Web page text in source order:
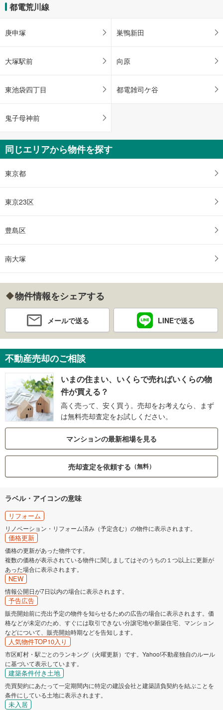
都電荒川線
庚申塚 巣鴨新田
大塚駅前 向原
東池袋四丁目 都電雑司ケ谷
鬼子母神前
同じエリアから物件を探す
東京都
東京23区
豊島区
南大塚
物件情報をシェアする
メールで送る LINEで送る
不動産売却のご相談
いまの住まい、いくらで売ればいくらの物
件が買える？
高く売って、安く買う。売却をお考えなら、まず
は無料売却査定をお試しください。
マンションの最新相場を見る
売却査定を依頼する （無料）
ラベル・アイコンの意味
リフォーム
リノベーション・リフォーム済み（予定含む）の物件に表示されます。
価格更新
価格の更新があった物件です。
複数の価格が表示されている物件に関しましてはそのうちの１つ以上に更新が
あった場合に表示されます。
NEW
情報公開日が7日以内の場合に表示されます。
予告広告
販売開始前に売出予定の物件を知らせるための広告の場合に表示されます。価
格などが未定のため、すぐには取引できない分譲宅地や新築住宅、マンション
などについて、販売開始時期などを告知します。
人気物件TOP10入り
市区町村・駅ごとのランキング（火曜更新）です。Yahoo!不動産独自のルール
に基づいて表示しています。
建築条件付き土地
売買契約にあたって一定期間内に特定の建設会社と建築請負契約を結ぶことを
条件にしている土地に表示されます。
未入居